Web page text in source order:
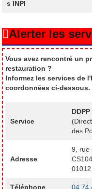
s INPI
Alerter les
Vous avez rencontré un
restauration ?
Informez les services de
coordonnées ci-dessous.
Service
des
Adresse
9, rue
Téléphone 04 74